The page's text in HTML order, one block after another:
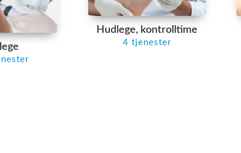
Hudlege, kontrolltime
4 tjenester